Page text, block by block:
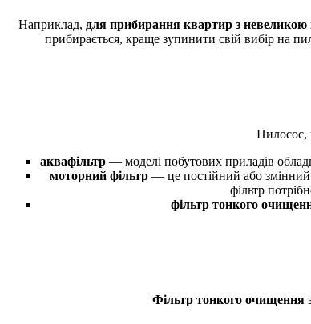
Наприклад, для прибирання квартир з
прибирається, краще зупинити свій вибір на
Пилосос,
аквафільтр — моделі побутових приладів
моторний фільтр — це постійний або змінний
фільтр
фільтр тонкого
Фільтр тонкого очищення